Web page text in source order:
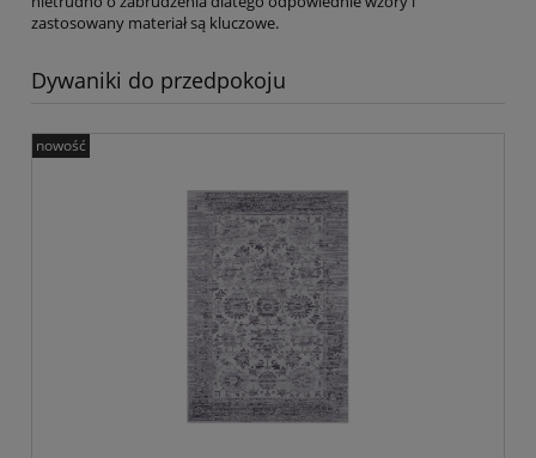
zastosowany materiał są kluczowe.
Dywaniki do przedpokoju
nowość